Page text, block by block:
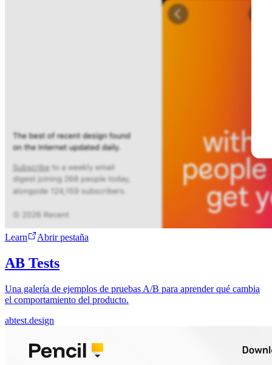
Learn Abrir pestaña
AB Tests
Una galería de ejemplos de pruebas A/B para aprender qué cambia
el comportamiento del producto.
abtest.design